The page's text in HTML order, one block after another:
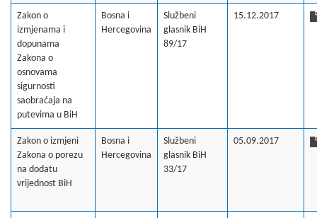
Zakon o
izmjenama i
dopunama
Zakona o
osnovama
sigurnosti
saobraćaja na
putevima u BiH
Bosna i
Hercegovina
Službeni
glasnik BiH
89/17
15.12.2017
Zakon o izmjeni
Zakona o porezu
na dodatu
vrijednost BiH
Bosna i
Hercegovina
Službeni
glasnik BiH
33/17
05.09.2017